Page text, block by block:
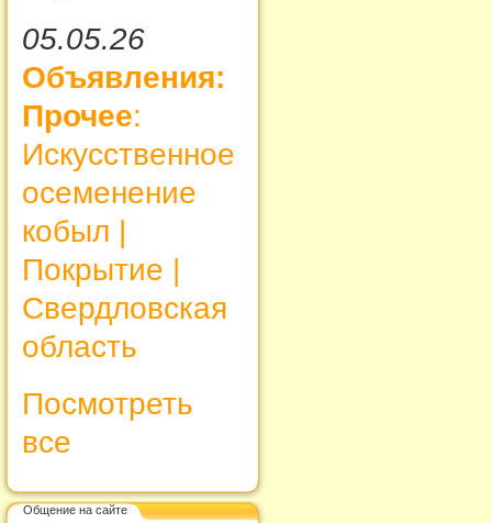
05.05.26
Объявления:
Прочее:
Искусственное
осеменение
кобыл |
Покрытие |
Свердловская
область
Посмотреть
все
Общение на сайте